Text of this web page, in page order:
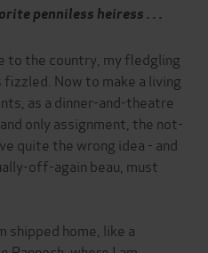
penniless heiress . . .
to the country, my fledgling
fizzled. Now to make a living
as a dinner-and-theatre
only assignment, the not-
quite the wrong idea - and
off-again beau, must
shipped home, like a